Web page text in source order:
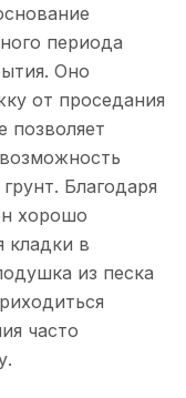
периода
Оно
от проседания
позволяет
Благодаря
хорошо
кладки в
из песка
часто